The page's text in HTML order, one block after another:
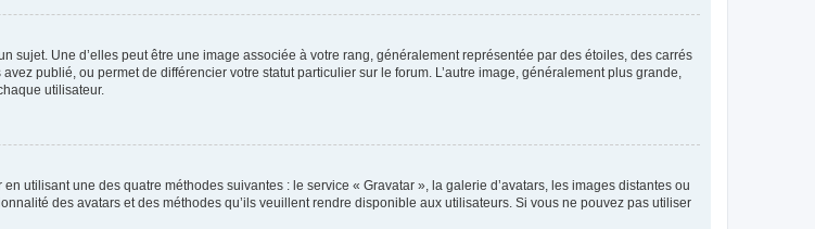
sujet. Une d’elles peut être une image associée à votre rang, généralement représentée par des étoiles, des carrés
publié, ou permet de différencier votre statut particulier sur le forum. L’autre image, généralement plus grande,
utilisateur.
utilisant une des quatre méthodes suivantes : le service « Gravatar », la galerie d’avatars, les images distantes ou
des avatars et des méthodes qu’ils veuillent rendre disponible aux utilisateurs. Si vous ne pouvez pas utiliser